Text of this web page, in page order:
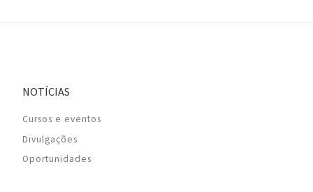
NOTÍCIAS
Cursos e eventos
Divulgações
Oportunidades